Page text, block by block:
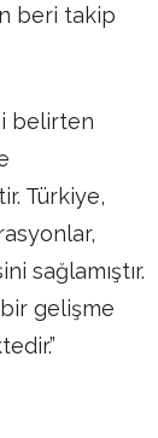
beri takip
belirten
Türkiye,
sağlamıştır.
gelişme